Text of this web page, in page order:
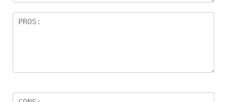
el